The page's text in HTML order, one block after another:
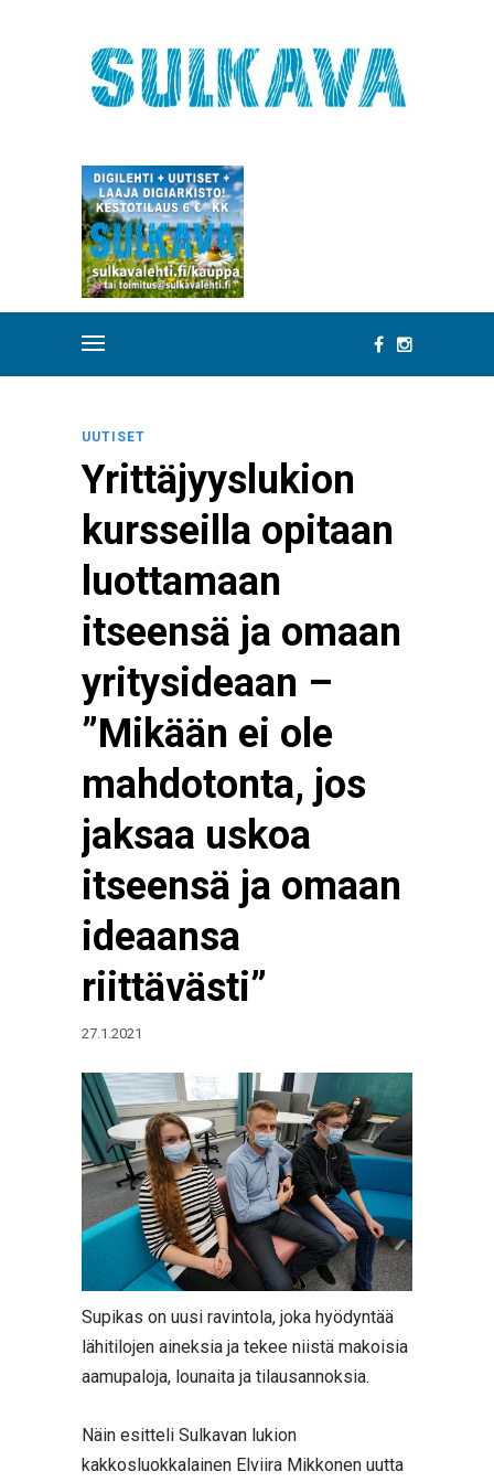
UUTISET
Yrittäjyyslukion
kursseilla opitaan
luottamaan
itseensä ja omaan
yritysideaan –
”Mikään ei ole
mahdotonta, jos
jaksaa uskoa
itseensä ja omaan
ideaansa
riittävästi”
27.1.2021
Supikas on uusi ravintola, joka hyödyntää
lähitilojen aineksia ja tekee niistä makoisia
aamupaloja, lounaita ja tilausannoksia.
Näin esitteli Sulkavan lukion
kakkosluokkalainen Elviira Mikkonen uutta